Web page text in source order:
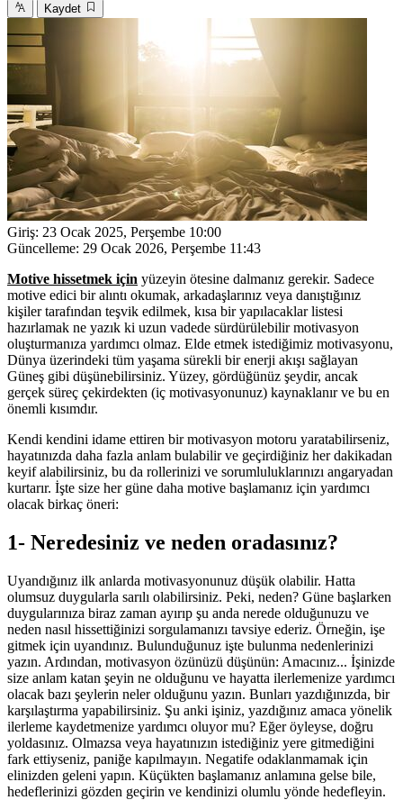
Kaydet
Giriş: 23 Ocak 2025, Perşembe 10:00
Güncelleme: 29 Ocak 2026, Perşembe 11:43
Motive hissetmek için yüzeyin ötesine dalmanız gerekir. Sadece
motive edici bir alıntı okumak, arkadaşlarınız veya danıştığınız
kişiler tarafından teşvik edilmek, kısa bir yapılacaklar listesi
hazırlamak ne yazık ki uzun vadede sürdürülebilir motivasyon
oluşturmanıza yardımcı olmaz. Elde etmek istediğimiz motivasyonu,
Dünya üzerindeki tüm yaşama sürekli bir enerji akışı sağlayan
Güneş gibi düşünebilirsiniz. Yüzey, gördüğünüz şeydir, ancak
gerçek süreç çekirdekten (iç motivasyonunuz) kaynaklanır ve bu en
önemli kısımdır.
Kendi kendini idame ettiren bir motivasyon motoru yaratabilirseniz,
hayatınızda daha fazla anlam bulabilir ve geçirdiğiniz her dakikadan
keyif alabilirsiniz, bu da rollerinizi ve sorumluluklarınızı angaryadan
kurtarır. İşte size her güne daha motive başlamanız için yardımcı
olacak birkaç öneri:
1- Neredesiniz ve neden oradasınız?
Uyandığınız ilk anlarda motivasyonunuz düşük olabilir. Hatta
olumsuz duygularla sarılı olabilirsiniz. Peki, neden? Güne başlarken
duygularınıza biraz zaman ayırıp şu anda nerede olduğunuzu ve
neden nasıl hissettiğinizi sorgulamanızı tavsiye ederiz. Örneğin, işe
gitmek için uyandınız. Bulunduğunuz işte bulunma nedenlerinizi
yazın. Ardından, motivasyon özünüzü düşünün: Amacınız... İşinizde
size anlam katan şeyin ne olduğunu ve hayatta ilerlemenize yardımcı
olacak bazı şeylerin neler olduğunu yazın. Bunları yazdığınızda, bir
karşılaştırma yapabilirsiniz. Şu anki işiniz, yazdığınız amaca yönelik
ilerleme kaydetmenize yardımcı oluyor mu? Eğer öyleyse, doğru
yoldasınız. Olmazsa veya hayatınızın istediğiniz yere gitmediğini
fark ettiyseniz, paniğe kapılmayın. Negatife odaklanmamak için
elinizden geleni yapın. Küçükten başlamanız anlamına gelse bile,
hedeflerinizi gözden geçirin ve kendinizi olumlu yönde hedefleyin.